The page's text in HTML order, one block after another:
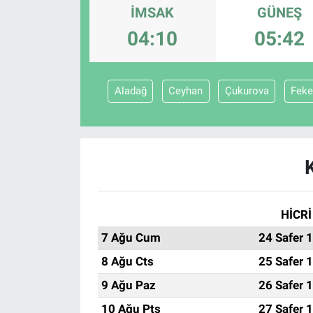
İMSAK
04:10
GÜNEŞ
05:42
Aladağ Ceyhan Çukurova Feke
HİCRİ
7 Ağu Cum
24 Safer
8 Ağu Cts
25 Safer
9 Ağu Paz
26 Safer
10 Ağu Pts
27 Safer